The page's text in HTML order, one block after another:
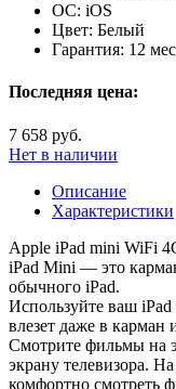
ОС: iOS
Цвет: Белый
Гарантия: 12
Последняя цена:
7 658 руб.
Нет в наличии
Описание
Характеристики
Apple iPad mini WiFi
iPad Mini — это
обычного iPad.
Используйте ваш
влезет даже в карман
Смотрите фильмы на
экрану телевизора.
комфортно смотреть